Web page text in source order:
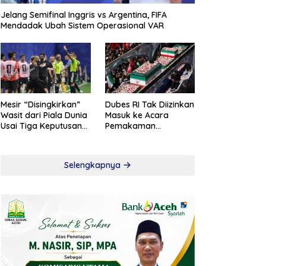
Jelang Semifinal Inggris vs Argentina, FIFA
Mendadak Ubah Sistem Operasional VAR
Mesir “Disingkirkan”
Wasit dari Piala Dunia
Usai Tiga Keputusan
Dubes RI Tak Diizinkan
Masuk ke Acara
Pemakaman
Selengkapnya